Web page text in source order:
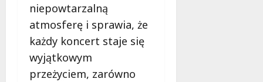
niepowtarzalną
atmosferę i sprawia, że
każdy koncert staje się
wyjątkowym
przeżyciem, zarówno